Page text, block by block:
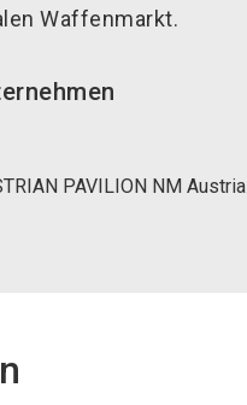
Waffenmarkt.
PAVILION NM Austria